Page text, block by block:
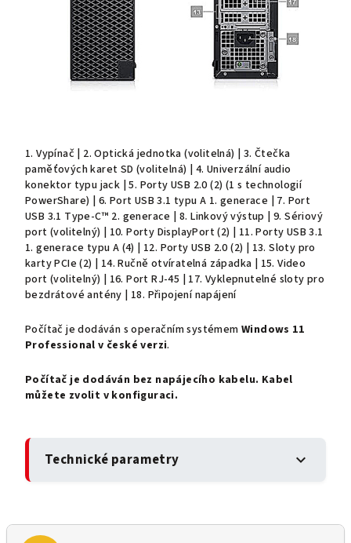
1. Vypínač | 2. Optická jednotka (volitelná) | 3. Čtečka
paměťových karet SD (volitelná) | 4. Univerzální audio
konektor typu jack | 5. Porty USB 2.0 (2) (1 s technologií
PowerShare) | 6. Port USB 3.1 typu A 1. generace | 7. Port
USB 3.1 Type-C™ 2. generace | 8. Linkový výstup | 9. Sériový
port (volitelný) | 10. Porty DisplayPort (2) | 11. Porty USB 3.1
1. generace typu A (4) | 12. Porty USB 2.0 (2) | 13. Sloty pro
karty PCIe (2) | 14. Ručně otvíratelná západka | 15. Video
port (volitelný) | 16. Port RJ-45 | 17. Vyklepnutelné sloty pro
bezdrátové antény | 18. Připojení napájení
Počítač je dodáván s operačním systémem Windows 11
Professional v české verzi.
Počítač je dodáván bez napájecího kabelu. Kabel
můžete zvolit v konfiguraci.
Technické parametry expand_more